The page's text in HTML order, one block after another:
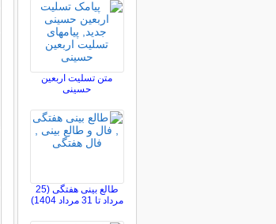
متن تسلیت اربعین
حسینی
طالع بینی هفتگی (25
مرداد تا 31 مرداد 1404)